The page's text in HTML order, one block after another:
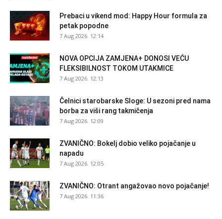
Prebaci u vikend mod: Happy Hour formula za
petak popodne
7 Aug 2026. 12:14
NOVA OPCIJA ZAMJENA+ DONOSI VEĆU
FLEKSIBILNOST TOKOM UTAKMICE
7 Aug 2026. 12:13
Čelnici starobarske Sloge: U sezoni pred nama
borba za viši rang takmičenja
7 Aug 2026. 12:09
ZVANIČNO: Bokelj dobio veliko pojačanje u
napadu
7 Aug 2026. 12:05
ZVANIČNO: Otrant angažovao novo pojačanje!
7 Aug 2026. 11:36